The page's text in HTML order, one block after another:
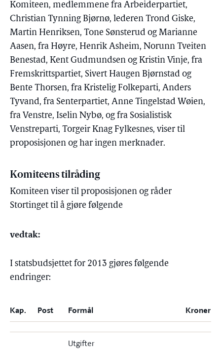
Komiteen, medlemmene fra Arbeiderpartiet,
Christian Tynning Bjørnø, lederen Trond Giske,
Martin Henriksen, Tone Sønsterud og Marianne
Aasen, fra Høyre, Henrik Asheim, Norunn Tveiten
Benestad, Kent Gudmundsen og Kristin Vinje, fra
Fremskrittspartiet, Sivert Haugen Bjørnstad og
Bente Thorsen, fra Kristelig Folkeparti, Anders
Tyvand, fra Senterpartiet, Anne Tingelstad Wøien,
fra Venstre, Iselin Nybø, og fra Sosialistisk
Venstreparti, Torgeir Knag Fylkesnes, viser til
proposisjonen og har ingen merknader.
Komiteens tilråding
Komiteen viser til proposisjonen og råder
Stortinget til å gjøre følgende
vedtak:
I statsbudsjettet for 2013 gjøres følgende
endringer:
Kap. Post Formål Kroner
Utgifter